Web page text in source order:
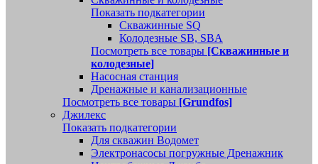
Показать подкатегории
Скважинные SQ
Колодезные SB, SBA
Посмотреть все товары [Скважинные и
колодезные]
Насосная станция
Дренажные и канализационные
Посмотреть все товары [Grundfos]
Джилекс
Показать подкатегории
Для скважин Водомет
Электронасосы погружные Дренажник